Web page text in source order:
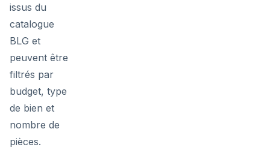
issus du
catalogue
BLG et
peuvent être
filtrés par
budget, type
de bien et
nombre de
pièces.